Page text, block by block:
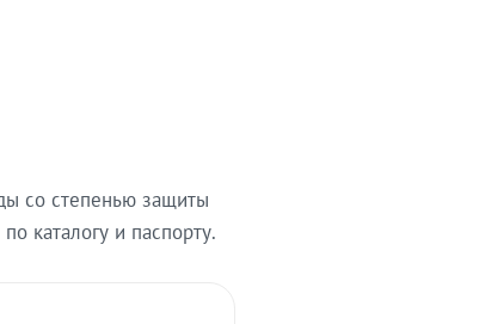
со степенью защиты
каталогу и паспорту.